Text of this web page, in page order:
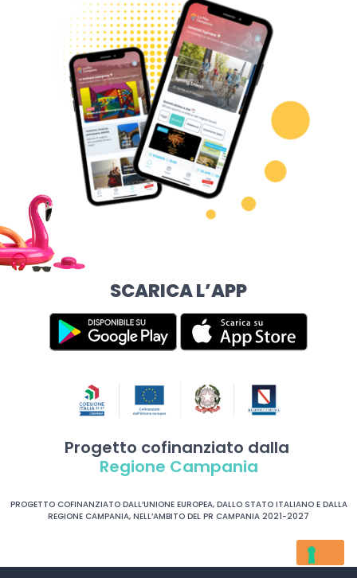
SCARICA L’APP
Progetto cofinanziato dalla
Regione Campania
PROGETTO COFINANZIATO DALL’UNIONE EUROPEA, DALLO STATO ITALIANO E DALLA
REGIONE CAMPANIA, NELL’AMBITO DEL PR CAMPANIA 2021-2027